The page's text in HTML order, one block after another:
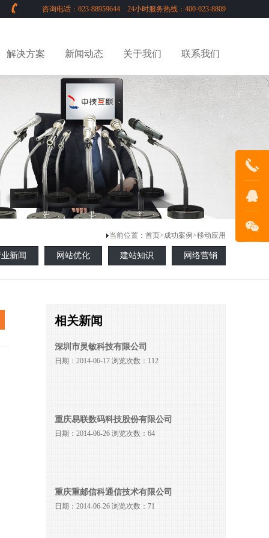
咨询电话：023-88959644 24小时服务热线：400-023-8809
解决方案 新闻动态 关于我们 联系我们
当前位置： 首页>成功案例>移动应用
新闻 网站优化 建站知识 网络营销
相关新闻
深圳市灵敏科技有限公司
日期：2014-06-17 浏览次数：112
重庆易联数码科技股份有限公司
日期：2014-06-26 浏览次数：64
重庆重邮信科通信技术有限公司
日期：2014-06-26 浏览次数：71
023-
88959644
在线客服